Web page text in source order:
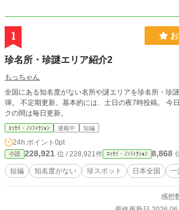
1
珍名所・珍謎エリア紹介2
もっちゃん
全国にある知名度がない名所や謎エリアを珍名所・珍
弾。 不定期更新。基本的には、土日の夜7時投稿。 今日からゴールデンウィー
クの間は毎日更新。
ｴｯｾｲ・ﾉﾝﾌｨｸｼｮﾝ 連載中 短編
24h.ポイント 0pt
小説 228,921 位 / 228,921件 ｴｯｾｲ・ﾉﾝﾌｨｸｼｮﾝ 8,868
短編 知名度がない 珍スポット 日本全国
感想